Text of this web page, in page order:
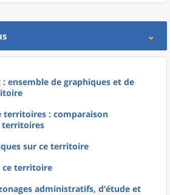
ensemble de graphiques et de
territoires : comparaison
territoires
sur ce territoire
ce territoire
administratifs, d’étude et